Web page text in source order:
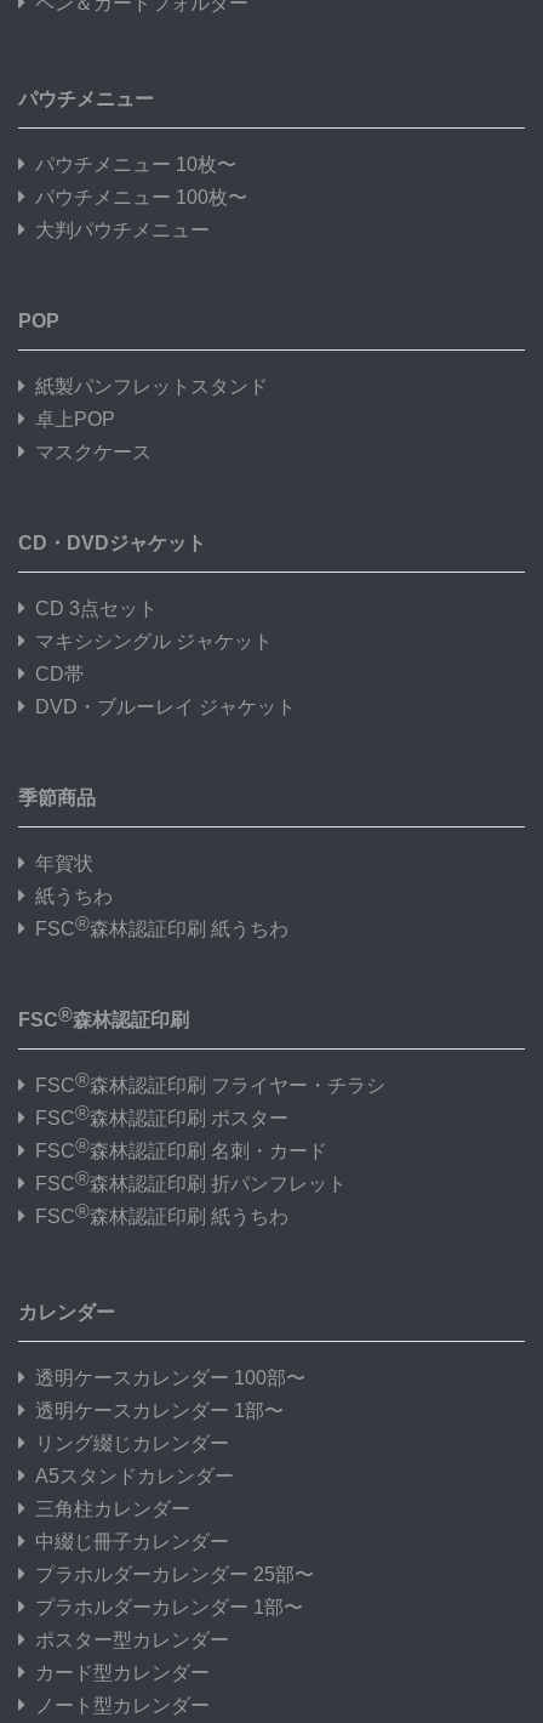
パウチメニュー
パウチメニュー 10枚〜
パウチメニュー 100枚〜
大判パウチメニュー
POP
紙製パンフレットスタンド
卓上POP
マスクケース
CD・DVDジャケット
CD 3点セット
マキシシングル ジャケット
CD帯
DVD・ブルーレイ ジャケット
季節商品
年賀状
紙うちわ
FSC®森林認証印刷 紙うちわ
FSC®森林認証印刷
FSC®森林認証印刷 フライヤー・チラシ
FSC®森林認証印刷 ポスター
FSC®森林認証印刷 名刺・カード
FSC®森林認証印刷 折パンフレット
FSC®森林認証印刷 紙うちわ
カレンダー
透明ケースカレンダー 100部〜
透明ケースカレンダー 1部〜
リング綴じカレンダー
A5スタンドカレンダー
三角柱カレンダー
中綴じ冊子カレンダー
プラホルダーカレンダー 25部〜
プラホルダーカレンダー 1部〜
ポスター型カレンダー
カード型カレンダー
ノート型カレンダー